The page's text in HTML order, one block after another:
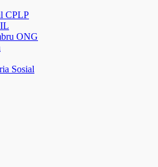
CPLP
ONG
Sosial